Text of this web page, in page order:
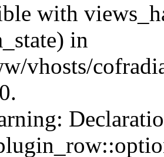
with
in
vhosts/